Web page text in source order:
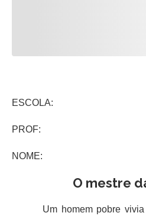
ESCOLA:
PROF:
NOME:
O mestre
Um homem pobre vivia